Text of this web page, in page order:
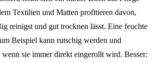
Textilien und Matten profitieren davon,
reinigst und gut trocknen lässt. Eine feuchte
Beispiel kann rutschig werden und
wenn sie immer direkt eingerollt wird. Besser: